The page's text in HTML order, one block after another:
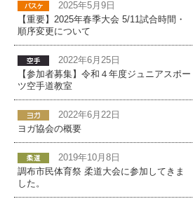
2025年5月9日
【重要】2025年春季大会 5/11試合時間・
順序変更について
2022年6月25日
【参加者募集】令和４年度ジュニアスポー
ツ空手道教室
2022年6月22日
ヨガ協会の概要
2019年10月8日
調布市民体育祭 柔道大会に参加してきま
した。